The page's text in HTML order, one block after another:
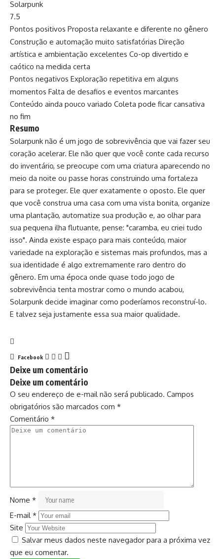
Solarpunk
7.5
Pontos positivos Proposta relaxante e diferente no gênero
Construção e automação muito satisfatórias Direção
artística e ambientação excelentes Co-op divertido e
caótico na medida certa
Pontos negativos Exploração repetitiva em alguns
momentos Falta de desafios e eventos marcantes
Conteúdo ainda pouco variado Coleta pode ficar cansativa
no fim
Resumo
Solarpunk não é um jogo de sobrevivência que vai fazer seu
coração acelerar. Ele não quer que você conte cada recurso
do inventário, se preocupe com uma criatura aparecendo no
meio da noite ou passe horas construindo uma fortaleza
para se proteger. Ele quer exatamente o oposto. Ele quer
que você construa uma casa com uma vista bonita, organize
uma plantação, automatize sua produção e, ao olhar para
sua pequena ilha flutuante, pense: "caramba, eu criei tudo
isso". Ainda existe espaço para mais conteúdo, maior
variedade na exploração e sistemas mais profundos, mas a
sua identidade é algo extremamente raro dentro do
gênero. Em uma época onde quase todo jogo de
sobrevivência tenta mostrar como o mundo acabou,
Solarpunk decide imaginar como poderíamos reconstruí-lo.
E talvez seja justamente essa sua maior qualidade.
Facebook
Deixe um comentário
Deixe um comentário
O seu endereço de e-mail não será publicado. Campos
obrigatórios são marcados com *
Comentário *
Nome *
E-mail *
Site
Salvar meus dados neste navegador para a próxima vez
que eu comentar.